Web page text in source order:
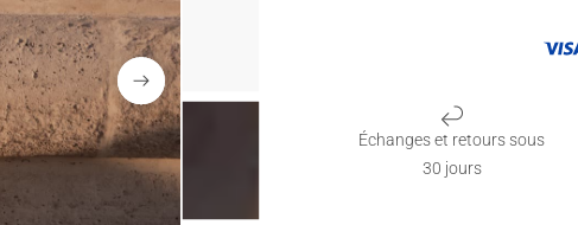
Échanges et retours sous
30 jours